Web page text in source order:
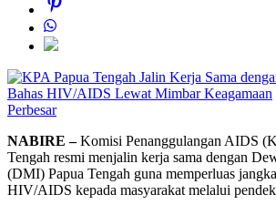
Perbesar
NABIRE –Komisi Penanggulangan AIDS
Tengah resmi menjalin kerja sama dengan
(DMI) Papua Tengah guna memperluas
HIV/AIDS kepada masyarakat melalui